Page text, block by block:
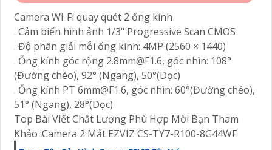
Camera Wi-Fi quay quét 2 ống kính
. Cảm biến hình ảnh 1/3" Progressive Scan CMOS
. Độ phân giải mỗi ống kính: 4MP (2560 × 1440)
. Ống kính góc rộng 2.8mm@F1.6, góc nhìn: 108°
(Đường chéo), 92° (Ngang), 50°(Dọc)
. Ống kính PT 6mm@F1.6, góc nhìn: 60°(Đường chéo),
51° (Ngang), 28°(Dọc)
Top Bài Viết Chất Lượng Phù Hợp Mời Bạn Tham
Khảo :Camera 2 Mắt EZVIZ CS-TY7-R100-8G44WF